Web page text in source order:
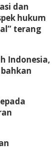
dan
hukum
terang
Indonesia,